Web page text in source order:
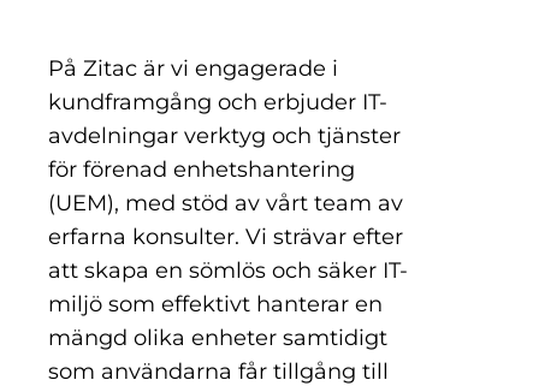
På Zitac är vi engagerade i
kundframgång och erbjuder IT-
avdelningar verktyg och tjänster
för förenad enhetshantering
(UEM), med stöd av vårt team av
erfarna konsulter. Vi strävar efter
att skapa en sömlös och säker IT-
miljö som effektivt hanterar en
mängd olika enheter samtidigt
som användarna får tillgång till